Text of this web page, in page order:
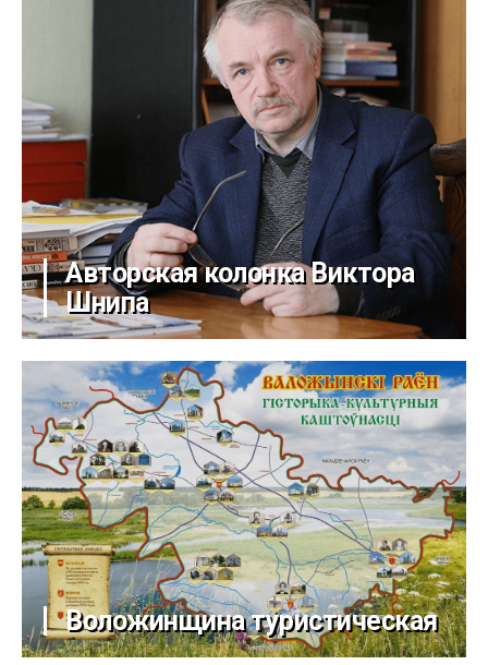
Авторская колонка Виктора
Шнипа
Воложинщина туристическая